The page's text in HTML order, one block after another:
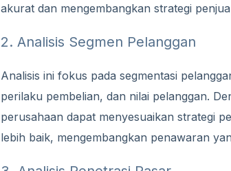
akurat dan mengembangkan strategi
2. Analisis Segmen Pelanggan
Analisis ini fokus pada segmentasi
perilaku pembelian, dan nilai pelanggan.
perusahaan dapat menyesuaikan strategi
lebih baik, mengembangkan penawaran